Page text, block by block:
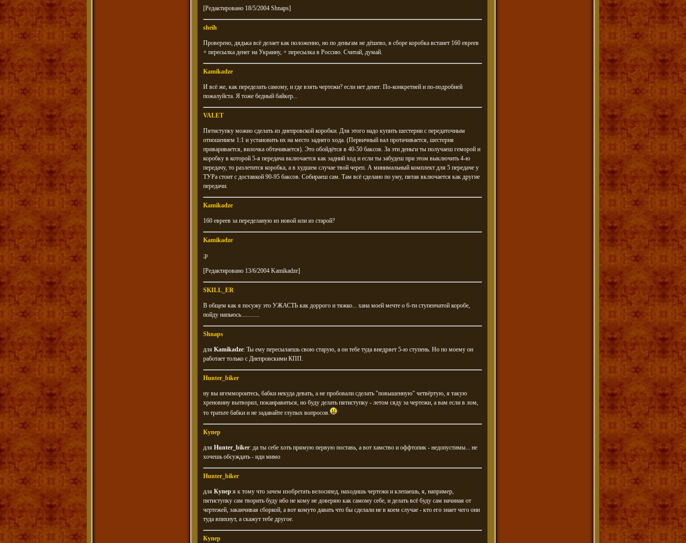
[Редактировано 18/5/2004 Shnaps]
sheih
Проверено, дядька всё делает как положенно, но по деньгам не дёшево, в сборе коробка встанет 160 евреев
+ пересылка денег на Украину, + пересылка в Россию. Считай, думай.
Kamikadze
И всё же, как переделать самому, и где взять чертежи? если нет денег. По-конкретней и по-подробней
пожалуйста. Я тоже бедный байкер...
VALET
Пятиступку можно сделать из днепровской коробки. Для этого надо купить шестерни с передаточным
отношением 1:1 и установить их на место заднего хода. (Первичный вал протачивается, шестерня
приваривается, вилочка обтачивается). Это обойдётся в 40-50 баксов. За эти деньги ты получаеш геморой и
коробку в которой 5-я передача включается как задний ход и если ты забудеш при этом выключить 4-ю
передачу, то разлетится коробка, а в худшем случае твой череп. А минимальный комплект для 5 передаче у
ТУРа стоит с доставкой 90-95 баксов. Собираеш сам. Там всё сделано по уму, пятая включается как другие
передачи.
Kamikadze
160 евреев за переделаную из новой или из старой?
Kamikadze
;p
[Редактировано 13/6/2004 Kamikadze]
SKILL_ER
В общем как я посужу это УЖАСТЬ как доррого и тяжко... хана моей мечте о 6-ти ступенчатой коробе,
пойду напьюсь............
Shnaps
для Kamikadze: Ты ему пересылаешь свою старую, а он тебе туда внедряет 5-ю ступень. Но по моему он
работает только с Днепровскими КПП.
Hunter_biker
ну вы игеммороитесь, бабки некуда девать, а не пробовали сделать "повышенную" четвёртую, я такую
хреновину вытворил, поканравиться, но буду делать пятиступку - летом сяду за чертежи, а вам если в лом,
то тратьте бабки и не задавайте глупых вопросов.
Купер
для Hunter_biker: да ты себе хоть прямую первую поставь, а вот хамство и оффтопик - недопустимы... не
хочешь обсуждать - иди мимо
Hunter_biker
для Купер:я к тому что зачем изобретать велосипед, находишь чертежи и клепаешь, я, например,
пятиступку сам творить буду ибо не кому не доверяю как самому себе, и делать всё буду сам начиная от
чертежей, заканчивая сборкой, а вот комуто давать что бы сделали не в коем случае - кто его знает чего они
туда впихнут, а скажут тебе другое.
Купер